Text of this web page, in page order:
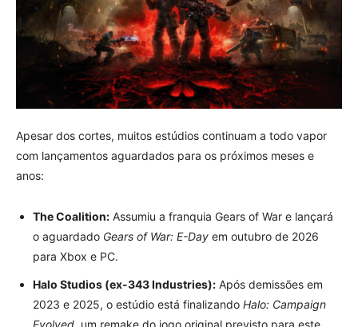
Apesar dos cortes, muitos estúdios continuam a todo vapor
com lançamentos aguardados para os próximos meses e
anos:
The Coalition: Assumiu a franquia Gears of War e lançará
o aguardado Gears of War: E-Day em outubro de 2026
para Xbox e PC.
Halo Studios (ex-343 Industries): Após demissões em
2023 e 2025, o estúdio está finalizando Halo: Campaign